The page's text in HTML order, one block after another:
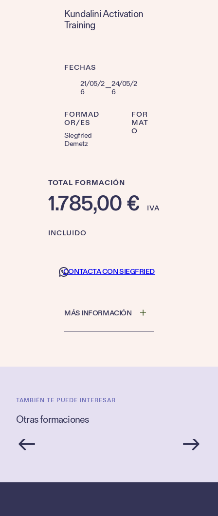
Kundalini Activation
Training
FECHAS
21/05/2
6
—24/05/2
6
FORMAD
OR/ES
Siegfried
Demetz
FOR
MAT
O
TOTAL FORMACIÓN
1.785,00 € IVA
INCLUIDO
CONTACTA CON SIEGFRIED
MÁS INFORMACIÓN
TAMBIÉN TE PUEDE INTERESAR
Otras formaciones